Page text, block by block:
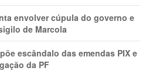
envolver cúpula do governo e
de Marcola
escândalo das emendas PIX e
da PF